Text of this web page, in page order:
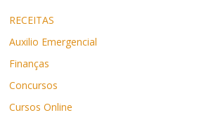
RECEITAS
Auxilio Emergencial
Finanças
Concursos
Cursos Online